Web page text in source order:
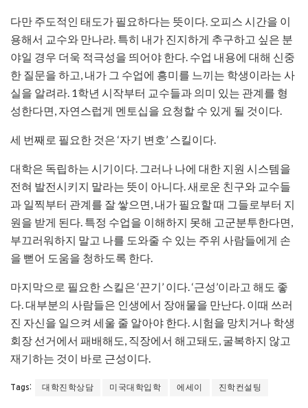
다만 주도적인 태도가 필요하다는 뜻이다. 오피스 시간을 이
용해서 교수와 만나라. 특히 내가 진지하게 추구하고 싶은 분
야일 경우 더욱 적극성을 띄어야 한다. 수업 내용에 대해 신중
한 질문을 하고, 내가 그 수업에 흥미를 느끼는 학생이라는 사
실을 알려라. 1학년 시작부터 교수들과 의미 있는 관계를 형
성한다면, 자연스럽게 멘토십을 요청할 수 있게 될 것이다.
세 번째로 필요한 것은 ‘자기 변호’ 스킬이다.
대학은 독립하는 시기이다. 그러나 나에 대한 지원 시스템을
전혀 발전시키지 말라는 뜻이 아니다. 새로운 친구와 교수들
과 일찍부터 관계를 잘 쌓으면, 내가 필요할 때 그들로부터 지
원을 받게 된다. 특정 수업을 이해하지 못해 고군분투한다면,
부끄러워하지 말고 나를 도와줄 수 있는 주위 사람들에게 손
을 뻗어 도움을 청하도록 한다.
마지막으로 필요한 스킬은 ‘끈기’ 이다. ‘근성’이라고 해도 좋
다. 대부분의 사람들은 인생에서 장애물을 만난다. 이때 쓰러
진 자신을 일으켜 세울 줄 알아야 한다. 시험을 망치거나 학생
회장 선거에서 패배해도, 직장에서 해고돼도, 굴복하지 않고
재기하는 것이 바로 근성이다.
Tags: 대학진학상담 미국대학입학 에세이 진학컨설팅